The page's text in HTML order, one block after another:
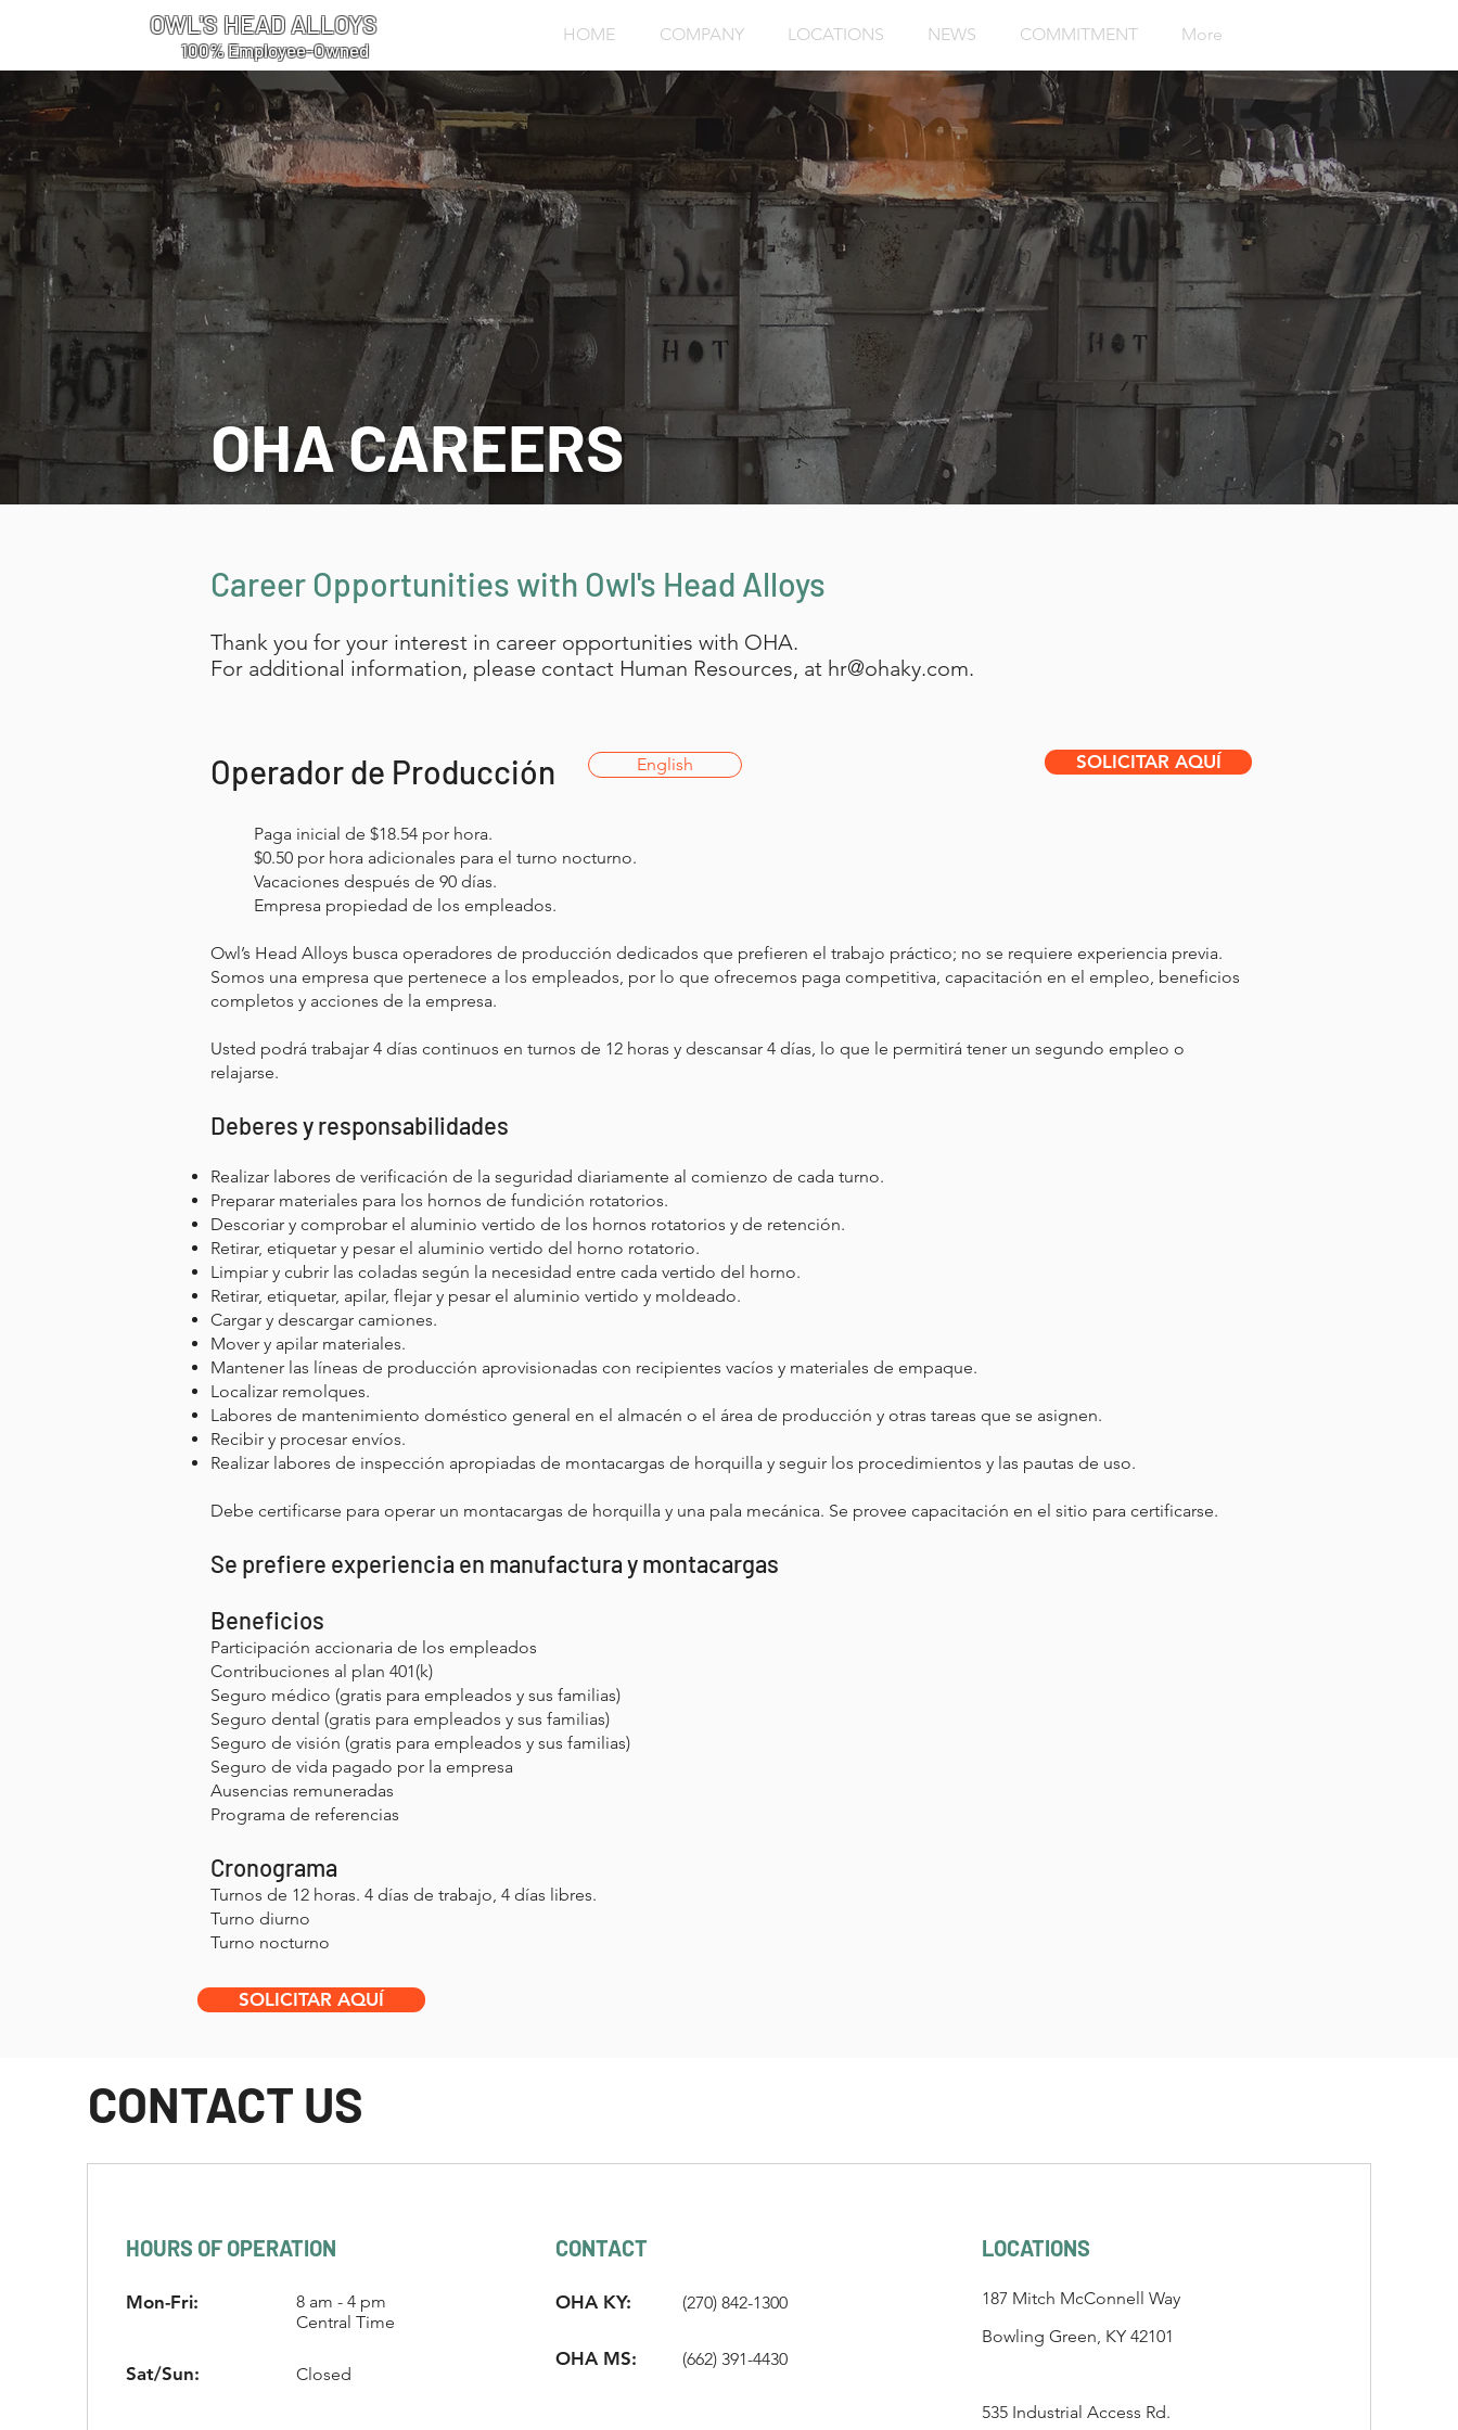
OWL'S HEAD ALLOYS
100% Employee-Owned
HOME COMPANY LOCATIONS NEWS COMMITMENT More
OHA CAREERS
Career Opportunities with Owl's Head Alloys
Thank you for your interest in career opportunities with OHA.
For additional information, please contact Human Resources, at hr@ohaky.com.
Operador de Producción English SOLICITAR AQUÍ
Paga inicial de $18.54 por hora.
$0.50 por hora adicionales para el turno nocturno.
Vacaciones después de 90 días.
Empresa propiedad de los empleados.
Owl’s Head Alloys busca operadores de producción dedicados que prefieren el trabajo práctico; no se requiere experiencia previa.
Somos una empresa que pertenece a los empleados, por lo que ofrecemos paga competitiva, capacitación en el empleo, beneficios
completos y acciones de la empresa.
Usted podrá trabajar 4 días continuos en turnos de 12 horas y descansar 4 días, lo que le permitirá tener un segundo empleo o
relajarse.
Deberes y responsabilidades
Realizar labores de verificación de la seguridad diariamente al comienzo de cada turno.
Preparar materiales para los hornos de fundición rotatorios.
Descoriar y comprobar el aluminio vertido de los hornos rotatorios y de retención.
Retirar, etiquetar y pesar el aluminio vertido del horno rotatorio.
Limpiar y cubrir las coladas según la necesidad entre cada vertido del horno.
Retirar, etiquetar, apilar, flejar y pesar el aluminio vertido y moldeado.
Cargar y descargar camiones.
Mover y apilar materiales.
Mantener las líneas de producción aprovisionadas con recipientes vacíos y materiales de empaque.
Localizar remolques.
Labores de mantenimiento doméstico general en el almacén o el área de producción y otras tareas que se asignen.
Recibir y procesar envíos.
Realizar labores de inspección apropiadas de montacargas de horquilla y seguir los procedimientos y las pautas de uso.
Debe certificarse para operar un montacargas de horquilla y una pala mecánica. Se provee capacitación en el sitio para certificarse.
Se prefiere experiencia en manufactura y montacargas
Beneficios
Participación accionaria de los empleados
Contribuciones al plan 401(k)
Seguro médico (gratis para empleados y sus familias)
Seguro dental (gratis para empleados y sus familias)
Seguro de visión (gratis para empleados y sus familias)
Seguro de vida pagado por la empresa
Ausencias remuneradas
Programa de referencias
Cronograma
Turnos de 12 horas. 4 días de trabajo, 4 días libres.
Turno diurno
Turno nocturno
SOLICITAR AQUÍ
CONTACT US
HOURS OF OPERATION
Mon-Fri:
8 am - 4 pm
Central Time
Sat/Sun: Closed
CONTACT
OHA KY: (270) 842-1300
OHA MS: (662) 391-4430
LOCATIONS
187 Mitch McConnell Way
Bowling Green, KY 42101
535 Industrial Access Rd.